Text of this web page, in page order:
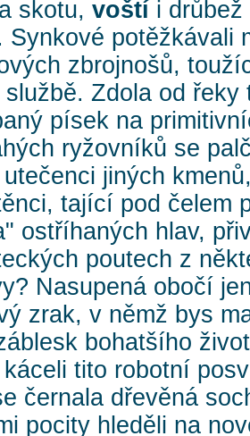
skotu, voští i
Synkové potěžkávali
zbrojnošů,
službě. Zdola od řeky
písek na
ryžovníků se
jiných
tající pod čelem
ostříhaných hlav,
poutech z
Nasupená obočí
zrak, v němž bys
bohatšího
káceli tito robotní
černala dřevěná
pocity hleděli na